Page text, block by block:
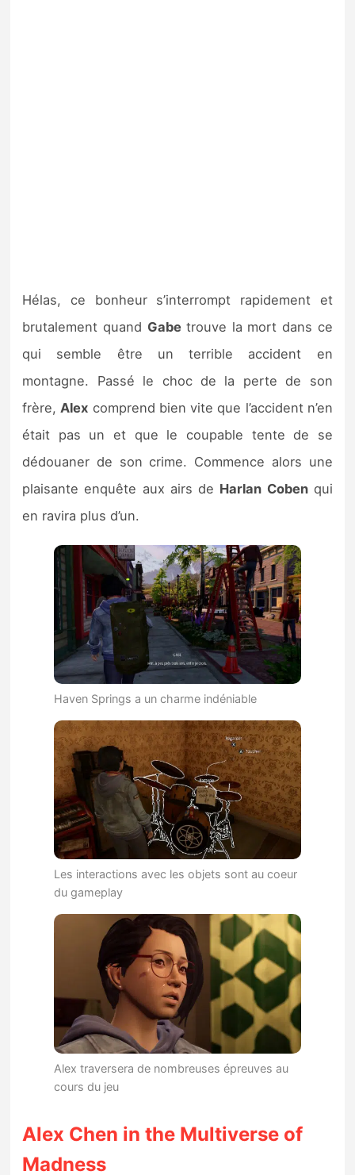
Hélas, ce bonheur s’interrompt rapidement et
brutalement quand Gabetrouve la mort dans ce
qui semble être un terrible accident en
montagne. Passé le choc de la perte de son
frère,Alex comprend bien vite que l’accident n’en
était pas un et que le coupable tente de se
dédouaner de son crime. Commence alors une
plaisante enquête aux airs de Harlan Cobenqui
en ravira plus d’un.
Haven Springs a un charme indéniable
Les interactions avec les objets sont au coeur
du gameplay
Alex traversera de nombreuses épreuves au
cours du jeu
Alex Chen in the Multiverse of
Madness